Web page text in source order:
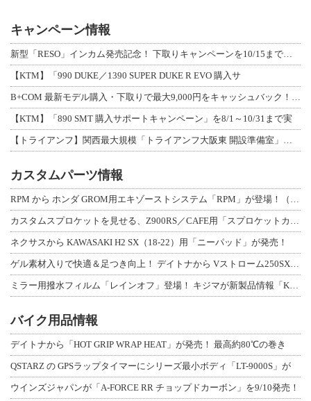
キャンペーン情報
【KTM】「990 DUKE／1390 SUPER DUKE R EVO 購入サ
【KTM】「890 SMT 購入サポートキャンペーン」を8/1～10/31まで実
カスタムパーツ情報
ネクサスから KAWASAKI H2 SX（18-22）用「ニーパッド」が発売！
バイク用品情報
デイトナから「HOT GRIP WRAP HEAT」が発売！ 最高約80℃の巻き
QSTARZ の GPSラップタイマーにシリーズ最小ボディ「LT-9000S」が
ウインズジャパンが「A-FORCE RR チョップドカーボン」を9/10発売！